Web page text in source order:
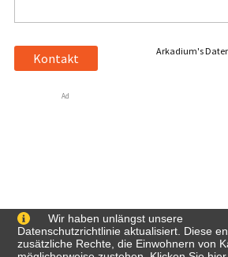
Arkadium's
Kontakt
Ad
Wir haben unlängst unsere
Datenschutzrichtlinie aktualisiert. Diese
zusätzliche Rechte, die Einwohnern von